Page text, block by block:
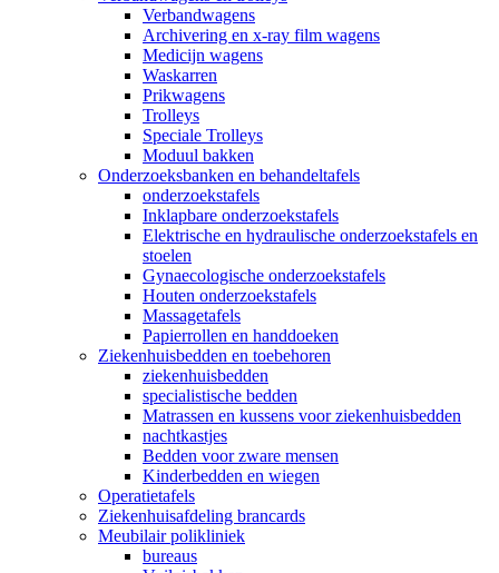
Verbandwagens
Archivering en x-ray film wagens
Medicijn wagens
Waskarren
Prikwagens
Trolleys
Speciale Trolleys
Moduul bakken
Onderzoeksbanken en behandeltafels
onderzoekstafels
Inklapbare onderzoekstafels
Elektrische en hydraulische onderzoekstafels en
stoelen
Gynaecologische onderzoekstafels
Houten onderzoekstafels
Massagetafels
Papierrollen en handdoeken
Ziekenhuisbedden en toebehoren
ziekenhuisbedden
specialistische bedden
Matrassen en kussens voor ziekenhuisbedden
nachtkastjes
Bedden voor zware mensen
Kinderbedden en wiegen
Operatietafels
Ziekenhuisafdeling brancards
Meubilair polikliniek
bureaus